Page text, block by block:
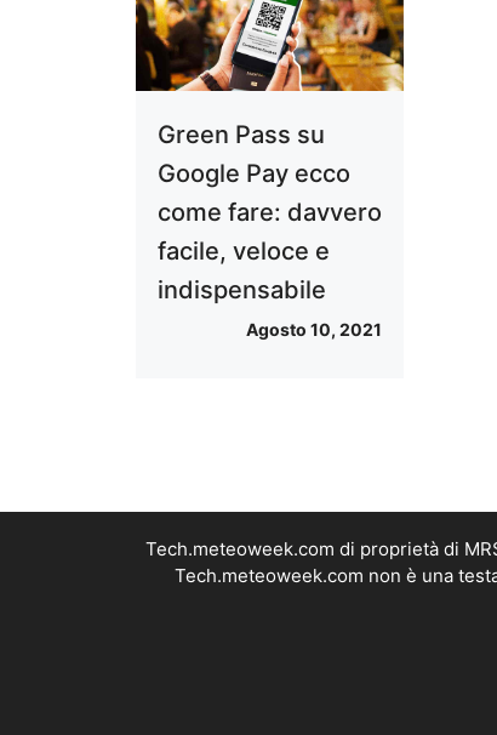
Green Pass su
Google Pay ecco
come fare: davvero
facile, veloce e
indispensabile
Agosto 10, 2021
Tech.meteoweek.com di proprietà di
Tech.meteoweek.com non è una